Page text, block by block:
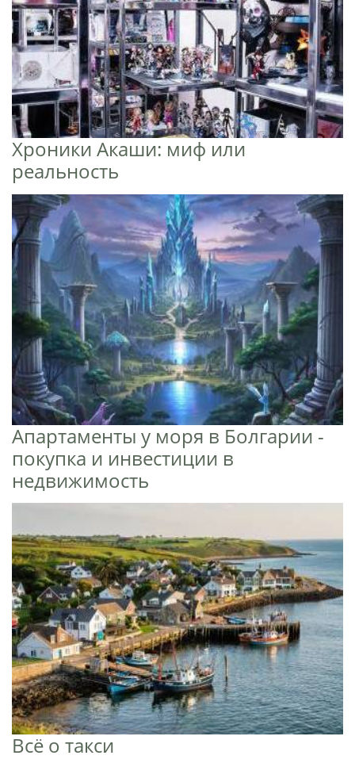
Хроники Акаши: миф или
реальность
Апартаменты у моря в Болгарии -
покупка и инвестиции в
недвижимость
Всё о такси